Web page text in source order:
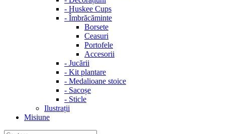
- Huskee Cups
- Îmbrăcăminte
Borsete
Ceasuri
Portofele
Accesorii
- Jucării
- Kit plantare
- Medalioane stoice
- Sacoșe
- Sticle
Ilustrații
Misiune